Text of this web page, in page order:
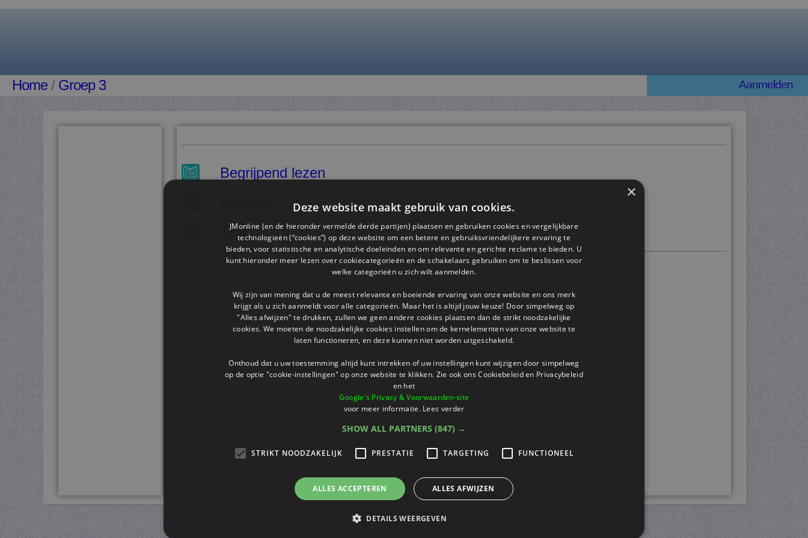
Home/ Groep 3 Aanmelden
Begrijpend lezen
Taal
×
Deze website maakt gebruik van cookies.
JMonline (en de hieronder vermelde derde partijen) plaatsen en gebruiken cookies en vergelijkbare
technologieën (“cookies”) op deze website om een ​​betere en gebruiksvriendelijkere ervaring te
bieden, voor statistische en analytische doeleinden en om relevante en gerichte reclame te bieden. U
kunt hieronder meer lezen over cookiecategorieën en de schakelaars gebruiken om te beslissen voor
welke categorieën u zich wilt aanmelden.
Wij zijn van mening dat u de meest relevante en boeiende ervaring van onze website en ons merk
krijgt als u zich aanmeldt voor alle categorieën. Maar het is altijd jouw keuze! Door simpelweg op
"Alles afwijzen" te drukken, zullen we geen andere cookies plaatsen dan de strikt noodzakelijke
cookies. We moeten de noodzakelijke cookies instellen om de kernelementen van onze website te
laten functioneren, en deze kunnen niet worden uitgeschakeld.
Onthoud dat u uw toestemming altijd kunt intrekken of uw instellingen kunt wijzigen door simpelweg
op de optie "cookie-instellingen" op onze website te klikken. Zie ook ons ​​Cookiebeleid en Privacybeleid
en het
Google's Privacy & Voorwaarden-site
voor meer informatie. Lees verder
SHOW ALL PARTNERS (847) →
STRIKT NOODZAKELIJK PRESTATIE TARGETING FUNCTIONEEL
ALLES ACCEPTEREN ALLES AFWIJZEN
DETAILS WEERGEVEN